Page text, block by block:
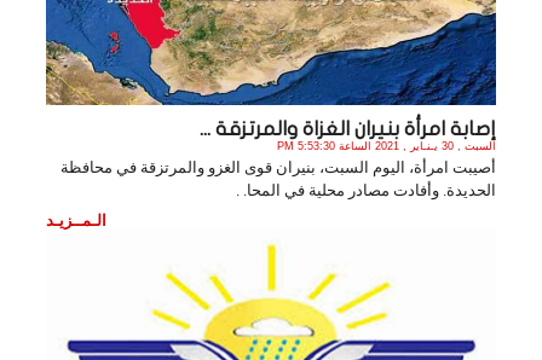
إصابة امرأة بنيران الغزاة والمرتزقة ...
السبت , 30 يـنـاير , 2021 الساعة 5:53:30 PM
أصيبت امرأة، اليوم السبت، بنيران قوى الغزو والمرتزقة في محافظة
الحديدة. وأفادت مصادر محلية في المحا. .
الـمــزيـد